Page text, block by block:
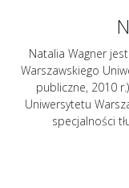
Natalia Wagner
Warszawskiego
publiczne, 2010
Uniwersytetu
specjalności